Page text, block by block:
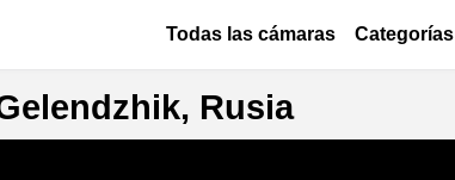
Основная навигация
Todas las cámaras Categorías
Rusia